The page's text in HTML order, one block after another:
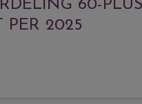
60-
PER 2025